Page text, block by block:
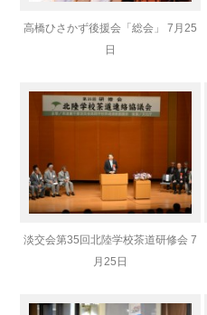
高橋ひさかず後援会「総会」 7月25
日
淡交会第35回北陸学校茶道研修会 7
月25日